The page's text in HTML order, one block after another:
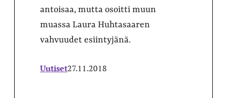
antoisaa, mutta osoitti muun
muassa Laura Huhtasaaren
vahvuudet esiintyjänä.
Uutiset27.11.2018